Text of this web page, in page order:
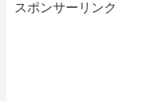
スポンサーリンク